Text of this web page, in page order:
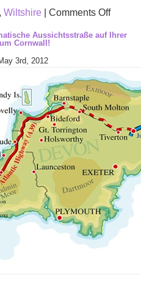
,Wiltshire |Comments Offon
von
für
Ihren
und
in
und
Aussichtsstraße auf Ihrer
Cornwall!
3rd, 2012